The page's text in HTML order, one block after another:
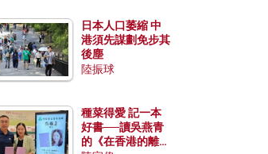
日本人口萎縮 中
港須先謀劃免步其
後塵
陸振球
種菜得愛 記一本
好書──讀吳燕青
的《在香港的離島